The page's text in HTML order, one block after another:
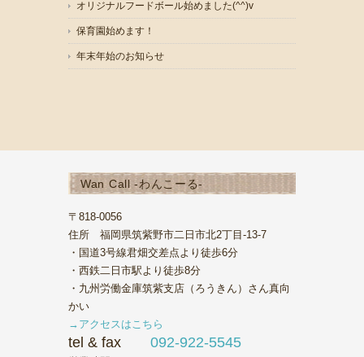
オリジナルフードボール始めました(^^)v
保育園始めます！
年末年始のお知らせ
Wan Call -わんこーる-
〒818-0056
住所 福岡県筑紫野市二日市北2丁目-13-7
・国道3号線君畑交差点より徒歩6分
・西鉄二日市駅より徒歩8分
・九州労働金庫筑紫支店（ろうきん）さん真向
かい
→アクセスはこちら
tel & fax 092-922-5545